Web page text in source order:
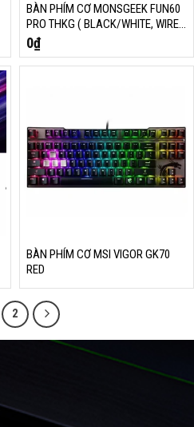
BÀN PHÍM CƠ MONSGEEK FUN60
PRO THKG ( BLACK/WHITE, WIRED,
GLARE MAGNETIC, LED ARGB)
0₫
BÀN PHÍM CƠ MSI VIGOR GK70
RED
2